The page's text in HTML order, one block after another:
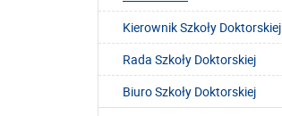
Kierownik Szkoły Doktorskiej
Rada Szkoły Doktorskiej
Biuro Szkoły Doktorskiej